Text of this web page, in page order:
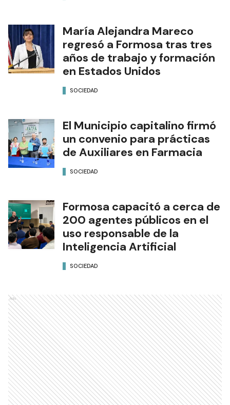
María Alejandra Mareco
regresó a Formosa tras tres
años de trabajo y formación
en Estados Unidos
SOCIEDAD
El Municipio capitalino firmó
un convenio para prácticas
de Auxiliares en Farmacia
SOCIEDAD
Formosa capacitó a cerca de
200 agentes públicos en el
uso responsable de la
Inteligencia Artificial
SOCIEDAD
Ads